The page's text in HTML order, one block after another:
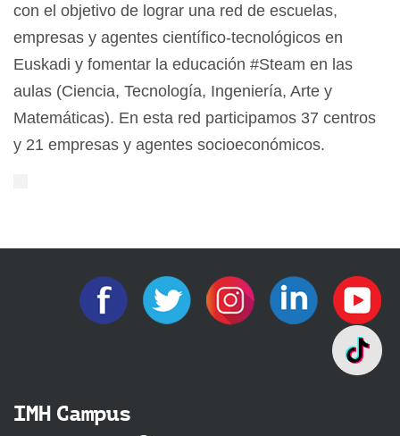
con el objetivo de lograr una red de escuelas,
empresas y agentes científico-tecnológicos en
Euskadi y fomentar la educación #Steam en las
aulas (Ciencia, Tecnología, Ingeniería, Arte y
Matemáticas). En esta red participamos 37 centros
y 21 empresas y agentes socioeconómicos.
IMH Campus